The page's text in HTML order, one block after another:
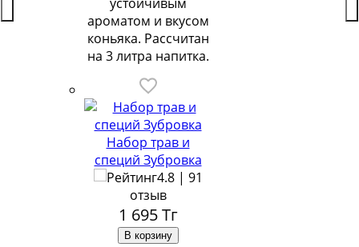
ароматом и вкусом
коньяка. Рассчитан
на 3 литра напитка.
Набор трав и
специй Зубровка
4.8 | 91
отзыв
1 695Тг